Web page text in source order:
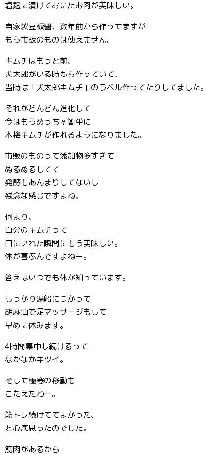
塩麹に漬けておいたお肉が美味しい。
自家製豆板醤、数年前から作ってますが
もう市販のものは使えません。
キムチはもっと前、
犬太郎がいる時から作っていて、
当時は「犬太郎キムチ」のラベル作ってたりしてました。
それがどんどん進化して
今はもうめっちゃ簡単に
本格キムチが作れるようになりました。
市販のものって添加物多すぎて
ぬるぬるしてて
発酵もあんまりしてないし
残念な感じですよね。
何より、
自分のキムチって
口にいれた瞬間にもう美味しい。
体が喜ぶんですよねー。
答えはいつでも体が知っています。
しっかり湯船につかって
胡麻油で足マッサージもして
早めに休みます。
4時間集中し続けるって
なかなかキツイ。
そして極寒の移動も
こたえたわー。
筋トレ続けててよかった、
と心底思ったのでした。
筋肉があるから